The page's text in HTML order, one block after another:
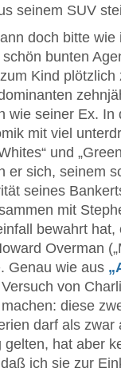
seinem SUV
doch bitte
bunten
Kind
wie seiner Ex. In
mit viel
und
er sich, seinem
seines
mit
bewahrt hat,
Overman
Genau wie aus
von
diese
darf als zwar
hat aber
ich sie zur